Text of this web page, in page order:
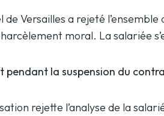
de Versailles a rejeté
moral. La salariée
pendant la suspension du
rejette l’analyse de la